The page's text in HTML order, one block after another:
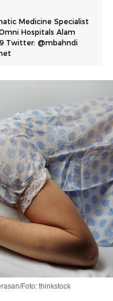
Medicine Specialist
Hospitals Alam
Twitter: @mbahndi
Foto: thinkstock